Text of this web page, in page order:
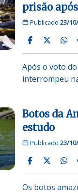
prisão
Publicado 23/
Após o voto
interrompeu
Botos da
estudo
Publicado 23/
Os botos